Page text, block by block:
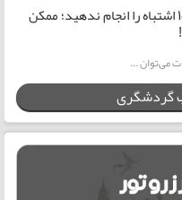
قبل از سفر خارجی این ۱۵ اشتباه را انجام ندهید؛ ممکن
می‌توان ...
گردشگری